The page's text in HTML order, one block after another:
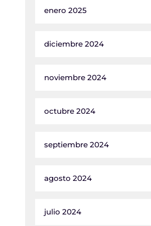
enero 2025
diciembre 2024
noviembre 2024
octubre 2024
septiembre 2024
agosto 2024
julio 2024